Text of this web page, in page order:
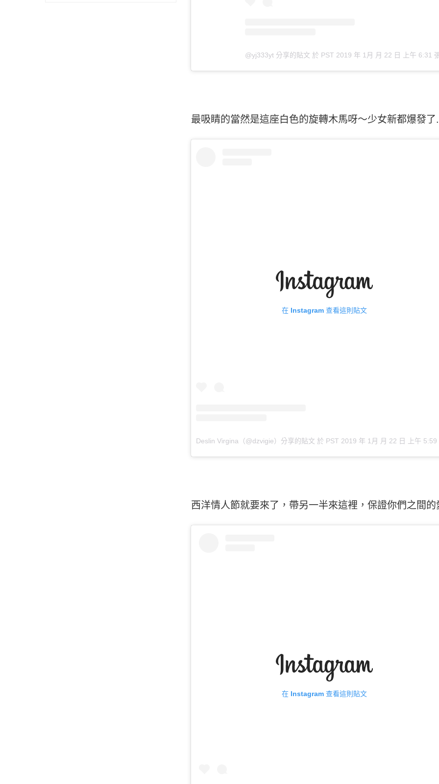
@yj333yt 分享的貼文 於 PST 2019 年 1月 月 22 日 上午 6:31
最吸睛的當然是這座白色的旋轉木馬呀～少女新都爆發
在 Instagram 查看這則貼文
Deslin Virgina（@dzvigie）分享的貼文 於 PST 2019 年 1月 月 22 日 上午 5:59
西洋情人節就要來了，帶另一半來這裡，保證你們之間
在 Instagram 查看這則貼文